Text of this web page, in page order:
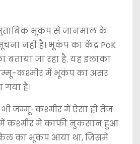
भूकंप से जानमाल के
नहीं है। भूकंप का केंद्र PoK
बताया जा रहा है. यह इलाका
कश्मीर में भूकंप का असर
गया है।
जम्मू-कश्मीर में ऐसा ही तेज
कश्मीर में काफी नुकसान हुआ
का भूकंप आया था, जिसमें